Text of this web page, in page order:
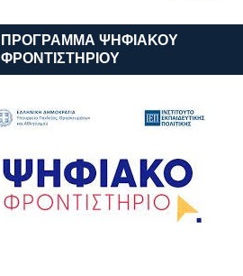
ΠΡΟΓΡΑΜΜΑ ΨΗΦΙΑΚΟΥ
ΦΡΟΝΤΙΣΤΗΡΙΟΥ